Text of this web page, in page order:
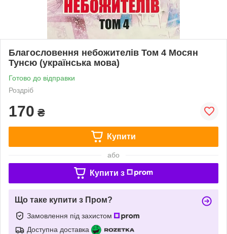
Благословення небожителів Том 4 Мосян
Тунсю (українська мова)
Готово до відправки
Роздріб
170 ₴
Купити
або
Купити з
Що таке купити з Пром?
Замовлення під захистом
Доступна доставка